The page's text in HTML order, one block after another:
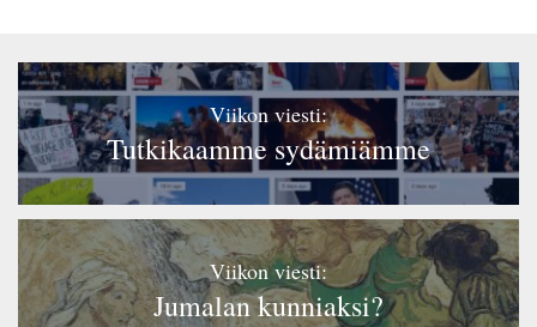
Viikon viesti:
Tutkikaamme sydämiämme
Viikon viesti:
Jumalan kunniaksi?